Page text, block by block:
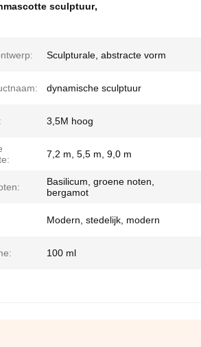
sculptuur,
Sculpturale, abstracte vorm
dynamische sculptuur
3,5M hoog
7,2 m, 5,5 m, 9,0 m
Basilicum, groene noten,
bergamot
Modern, stedelijk, modern
100 ml